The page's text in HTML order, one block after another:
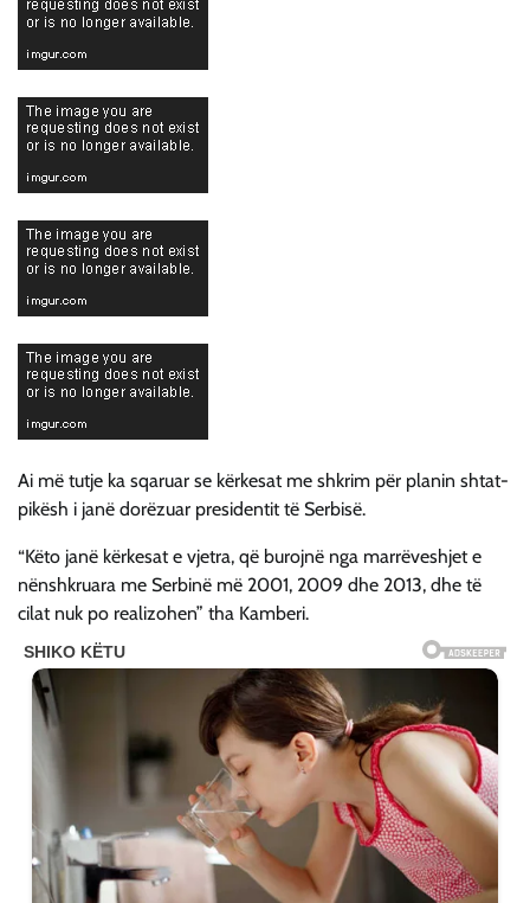
Ai më tutje ka sqaruar se kërkesat me shkrim për planin shtat-
pikësh i janë dorëzuar presidentit të Serbisë.
“Këto janë kërkesat e vjetra, që burojnë nga marrëveshjet e
nënshkruara me Serbinë më 2001, 2009 dhe 2013, dhe të
cilat nuk po realizohen” tha Kamberi.